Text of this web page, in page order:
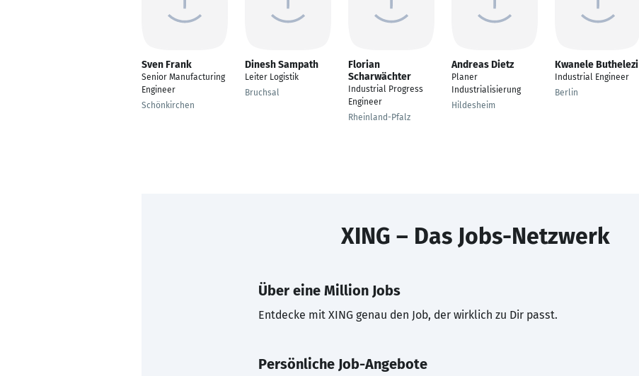
Sven Frank
Senior Manufacturing
Engineer
Schönkirchen
Dinesh Sampath
Leiter Logistik
Bruchsal
Florian
Scharwächter
Industrial Progress
Engineer
Rheinland-Pfalz
Andreas Dietz
Planer
Industrialisierung
Hildesheim
Kwanele Buthelezi
Industrial Engineer
Berlin
XING – Das Jobs-Netzwerk
Über eine Million Jobs
Entdecke mit XING genau den Job, der wirklich zu Dir passt.
Persönliche Job-Angebote